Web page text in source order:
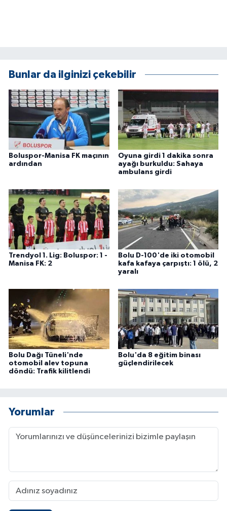
Bunlar da ilginizi çekebilir
Boluspor-Manisa FK maçının
ardından
Oyuna girdi 1 dakika sonra
ayağı burkuldu: Sahaya
ambulans girdi
Trendyol 1. Lig: Boluspor: 1 -
Manisa FK: 2
Bolu D-100'de iki otomobil
kafa kafaya çarpıştı: 1 ölü, 2
yaralı
Bolu Dağı Tüneli'nde
otomobil alev topuna
döndü: Trafik kilitlendi
Bolu'da 8 eğitim binası
güçlendirilecek
Yorumlar
YAŞAM
YEREL
Yerel Haberler